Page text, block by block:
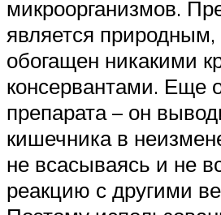
микроорганизмов.
является природным,
обогащен никакими
консервантами. Еще
препарата – он
кишечника в
не всасываясь и не
реакцию с другими